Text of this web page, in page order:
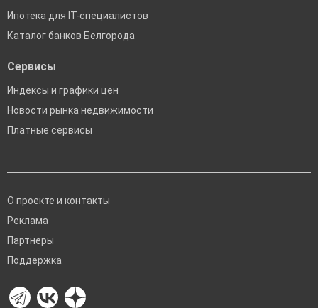
Ипотека для IT-специалистов
Каталог банков Белгорода
Сервисы
Индексы и графики цен
Новости рынка недвижимости
Платные сервисы
О проекте и контакты
Реклама
Партнеры
Поддержка